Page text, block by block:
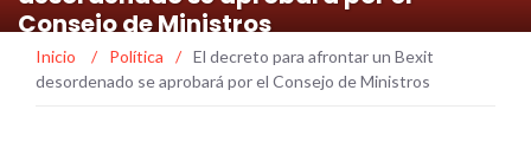
Consejo de Ministros
Inicio / Política / El decreto para afrontar un Bexit
desordenado se aprobará por el Consejo de Ministros